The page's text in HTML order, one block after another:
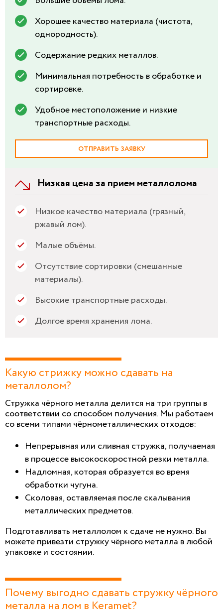
Хорошее качество материала (чистота,
однородность).
Содержание редких металлов.
Минимальная потребность в обработке и
сортировке.
Удобное местоположение и низкие
транспортные расходы.
ОТПРАВИТЬ ЗАЯВКУ
Низкая цена за прием металлолома
Низкое качество материала (грязный,
ржавый лом).
Малые объёмы.
Отсутствие сортировки (смешанные
материалы).
Высокие транспортные расходы.
Долгое время хранения лома.
Какую стрижку можно сдавать на
металлолом?
Стружка чёрного металла делится на три группы в
соответствии со способом получения. Мы работаем
со всеми типами чёрнометаллических отходов:
Непрерывная или сливная стружка, получаемая
в процессе высокоскоростной резки металла.
Надломная, которая образуется во время
обработки чугуна.
Сколовая, оставляемая после скалывания
металлических предметов.
Подготавливать металлолом к сдаче не нужно. Вы
можете привезти стружку чёрного металла в любой
упаковке и состоянии.
Почему выгодно сдавать стружку чёрного
металла на лом в Keramet?